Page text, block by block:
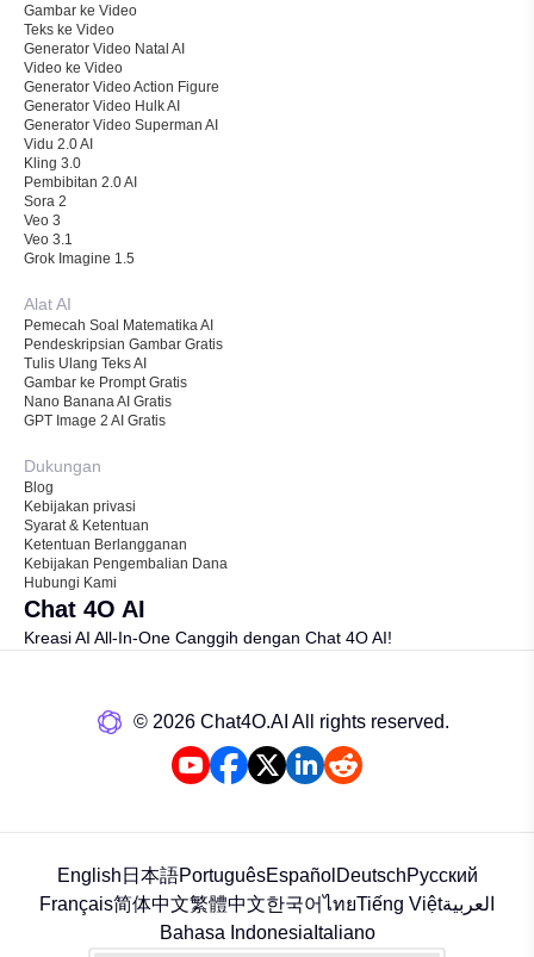
Gambar ke Video
Teks ke Video
Generator Video Natal AI
Video ke Video
Generator Video Action Figure
Generator Video Hulk AI
Generator Video Superman AI
Vidu 2.0 AI
Kling 3.0
Pembibitan 2.0 AI
Sora 2
Veo 3
Veo 3.1
Grok Imagine 1.5
Alat AI
Pemecah Soal Matematika AI
Pendeskripsian Gambar Gratis
Tulis Ulang Teks AI
Gambar ke Prompt Gratis
Nano Banana AI Gratis
GPT Image 2 AI Gratis
Dukungan
Blog
Kebijakan privasi
Syarat & Ketentuan
Ketentuan Berlangganan
Kebijakan Pengembalian Dana
Hubungi Kami
Chat 4O AI
Kreasi AI All-In-One Canggih dengan Chat 4O AI!
©️ 2026 Chat4O.AI All rights reserved.
English 日本語PortuguêsEspañol DeutschРусский
Français简体中文繁體中文한국어ไทยTiếng Việtالعربية
Bahasa Indonesia Italiano